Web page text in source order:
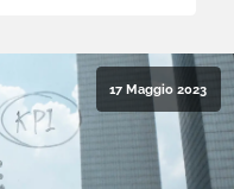
17 Maggio 2023